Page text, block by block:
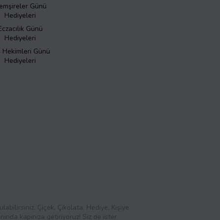
Günü
Hediyeleri
Günü
Hediyeleri
Hekimleri Günü
Hediyeleri
Çiçek, Çikolata, Hediye, Kişiye
kapınıza getiriyoruz! Siz de ister